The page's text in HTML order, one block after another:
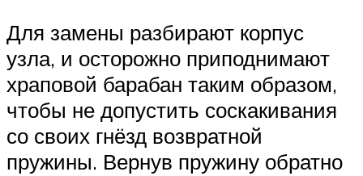
Для замены разбирают корпус
узла, и осторожно приподнимают
храповой барабан таким образом,
чтобы не допустить соскакивания
со своих гнёзд возвратной
пружины. Вернув пружину обратно